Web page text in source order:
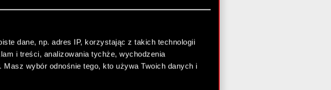
dane, np. adres IP, korzystając z takich technologii
i treści, analizowania tychże, wychodzenia
wybór odnośnie tego, kto używa Twoich danych i
r.
Spółki